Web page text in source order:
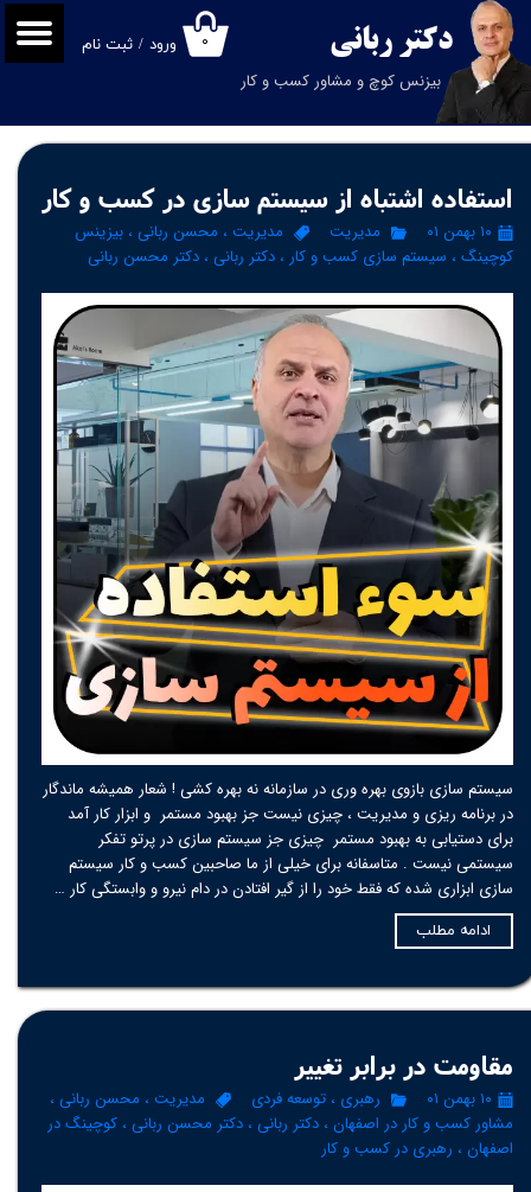
دکتر ربانی ۰
بیزنس کوچ و مشاور کسب و کار
ورود / ثبت نام
حساب کاربری من
تغییر گذر واژه
خروج از حساب کاربری
استفاده اشتباه از سیستم سازی در کسب و کار
۱۰ بهمن ۰۱ مدیریت مدیریت ، محسن ربانی ، بیزینس
کوچینگ ، سیستم سازی کسب و کار ، دکتر ربانی ، دکتر محسن ربانی
سیستم سازی بازوی بهره وری در سازمانه نه بهره کشی ! شعار همیشه ماندگار
در برنامه ریزی و مدیریت ، چیزی نیست جز بهبود مستمر و ابزار کار آمد
برای دستیابی به بهبود مستمر چیزی جز سیستم سازی در پرتو تفکر
سیستمی نیست . متاسفانه برای خیلی از ما صاحبین کسب و کار سیستم
سازی ابزاری شده که فقط خود را از گیر افتادن در دام نیرو و وابستگی کار …
ادامه مطلب
مقاومت در برابر تغییر
۱۰ بهمن ۰۱ رهبری ، توسعه فردی مدیریت ، محسن ربانی ،
مشاور کسب و کار در اصفهان ، دکتر ربانی ، دکتر محسن ربانی ، کوچینگ در
اصفهان ، رهبری در کسب و کار